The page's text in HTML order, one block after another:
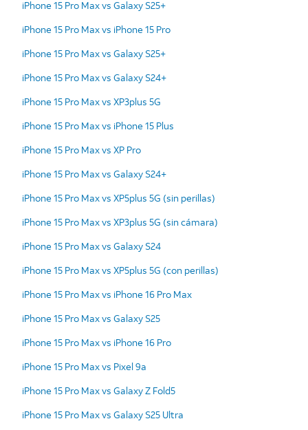
iPhone 15 Pro Max vs Galaxy S25+
iPhone 15 Pro Max vs iPhone 15 Pro
iPhone 15 Pro Max vs Galaxy S25+
iPhone 15 Pro Max vs Galaxy S24+
iPhone 15 Pro Max vs XP3plus 5G
iPhone 15 Pro Max vs iPhone 15 Plus
iPhone 15 Pro Max vs XP Pro
iPhone 15 Pro Max vs Galaxy S24+
iPhone 15 Pro Max vs XP5plus 5G (sin perillas)
iPhone 15 Pro Max vs XP3plus 5G (sin cámara)
iPhone 15 Pro Max vs Galaxy S24
iPhone 15 Pro Max vs XP5plus 5G (con perillas)
iPhone 15 Pro Max vs iPhone 16 Pro Max
iPhone 15 Pro Max vs Galaxy S25
iPhone 15 Pro Max vs iPhone 16 Pro
iPhone 15 Pro Max vs Pixel 9a
iPhone 15 Pro Max vs Galaxy Z Fold5
iPhone 15 Pro Max vs Galaxy S25 Ultra